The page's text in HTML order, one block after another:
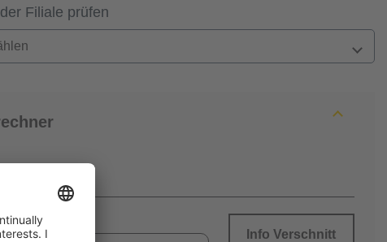
Filiale prüfen
Info Verschnitt